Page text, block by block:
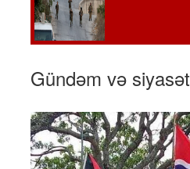
Gündəm və siyasət